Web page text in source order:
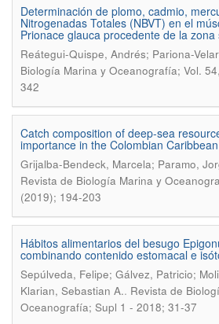
Determinación de plomo, cadmio,
Nitrogenadas Totales (NBVT) en el
Prionace glauca procedente de la zona
Reátegui-Quispe, Andrés; Pariona-
Biología Marina y Oceanografía; Vol.
342
Catch composition of deep-sea
importance in the Colombian Caribbean
Grijalba-Bendeck, Marcela; Paramo,
Revista de Biología Marina y
(2019); 194-203
Hábitos alimentarios del besugo
combinando contenido estomacal e
Sepúlveda, Felipe; Gálvez, Patricio;
Klarian, Sebastian A.. Revista de
Oceanografía; Supl 1 - 2018; 31-37